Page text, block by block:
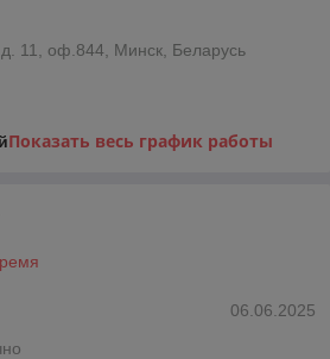
д. 11, оф.844, Минск, Беларусь
Показать весь график работы
06.06.2025